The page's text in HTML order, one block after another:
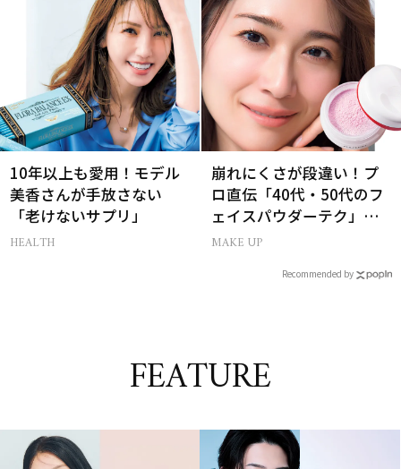
10年以上も愛用！モデル
美香さんが手放さない
「老けないサプリ」
HEALTH
崩れにくさが段違い！プ
ロ直伝「40代・50代のフ
ェイスパウダーテク」お
粉の選び方・塗り方Q&A
MAKE UP
Recommended by
FEATURE